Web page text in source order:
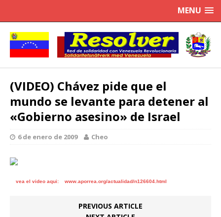
MENU
(VIDEO) Chávez pide que el
mundo se levante para detener al
«Gobierno asesino» de Israel
6 de enero de 2009 Cheo
vea el video aqui: www.aporrea.org/actualidad/n126604.html
PREVIOUS ARTICLE